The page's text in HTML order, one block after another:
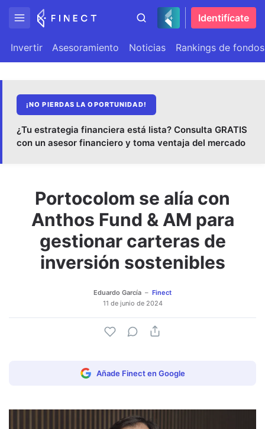
Identifícate
Invertir Asesoramiento Noticias Rankings de fondos
¡NO PIERDAS LA OPORTUNIDAD!
¿Tu estrategia financiera está lista? Consulta GRATIS
con un asesor financiero y toma ventaja del mercado
Portocolom se alía con
Anthos Fund & AM para
gestionar carteras de
inversión sostenibles
Eduardo García
Finect
11 de junio de 2024
Añade Finect en Google